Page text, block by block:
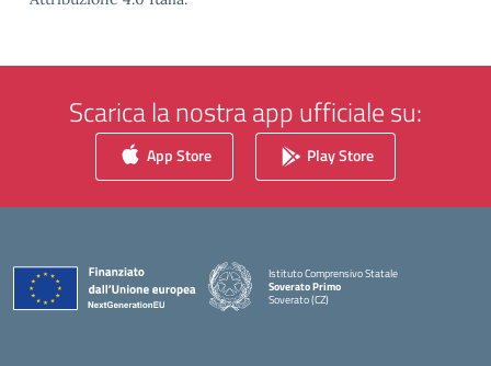
Scarica la nostra app ufficiale su:
App Store Play Store
Istituto Comprensivo Statale
Soverato Primo
Soverato (CZ)